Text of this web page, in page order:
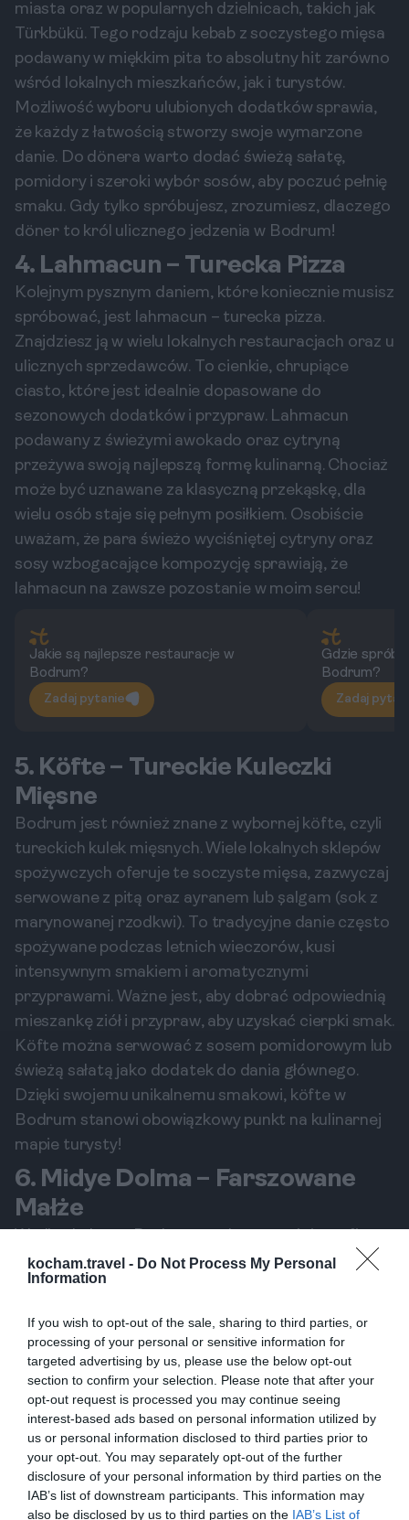
kocham.travel - Do Not Process My Personal
Information
If you wish to opt-out of the sale, sharing to third parties, or
processing of your personal or sensitive information for
targeted advertising by us, please use the below opt-out
section to confirm your selection. Please note that after your
opt-out request is processed you may continue seeing
interest-based ads based on personal information utilized by
us or personal information disclosed to third parties prior to
your opt-out. You may separately opt-out of the further
disclosure of your personal information by third parties on the
IAB’s list of downstream participants. This information may
also be disclosed by us to third parties on the IAB’s List of
miasta oraz w popularnych dzielnicach, takich jak
Türkbükü. Tego rodzaju kebab z soczystego mięsa
podawany w miękkim pita to absolutny hit zarówno
wśród lokalnych mieszkańców, jak i turystów.
Możliwość wyboru ulubionych dodatków sprawia,
że każdy z łatwością stworzy swoje wymarzone
danie. Do dönera warto dodać świeżą sałatę,
pomidory i szeroki wybór sosów, aby poczuć pełnię
smaku. Gdy tylko spróbujesz, zrozumiesz, dlaczego
döner to król ulicznego jedzenia w Bodrum!
4. Lahmacun – Turecka Pizza
Kolejnym pysznym daniem, które koniecznie musisz
spróbować, jest lahmacun – turecka pizza.
Znajdziesz ją w wielu lokalnych restauracjach oraz u
ulicznych sprzedawców. To cienkie, chrupiące
ciasto, które jest idealnie dopasowane do
sezonowych dodatków i przypraw. Lahmacun
podawany z świeżymi awokado oraz cytryną
przeżywa swoją najlepszą formę kulinarną. Chociaż
może być uznawane za klasyczną przekąskę, dla
wielu osób staje się pełnym posiłkiem. Osobiście
uważam, że para świeżo wyciśniętej cytryny oraz
sosy wzbogacające kompozycję sprawiają, że
lahmacun na zawsze pozostanie w moim sercu!
Jakie są najlepsze restauracje w
Bodrum?
Zadaj pytanie
Gdzie
Bodrum?
Zadaj
5. Köfte – Tureckie Kuleczki
Mięsne
Bodrum jest również znane z wybornej köfte, czyli
tureckich kulek mięsnych. Wiele lokalnych sklepów
spożywczych oferuje te soczyste mięsa, zazwyczaj
serwowane z pitą oraz ayranem lub şalgam (sok z
marynowanej rzodkwi). To tradycyjne danie często
spożywane podczas letnich wieczorów, kusi
intensywnym smakiem i aromatycznymi
przyprawami. Ważne jest, aby dobrać odpowiednią
mieszankę ziół i przypraw, aby uzyskać cierpki smak.
Köfte można serwować z sosem pomidorowym lub
świeżą sałatą jako dodatek do dania głównego.
Dzięki swojemu unikalnemu smakowi, köfte w
Bodrum stanowi obowiązkowy punkt na kulinarnej
mapie turysty!
6. Midye Dolma – Farszowane
Małże
na sprzedawców oferujących midye dolma. Te
farszowane małże, wypełnione mieszanką ryżu i ziół,
cytryną. Świeże owoce morza to coś, co należy
spróbować w każdym nadmorskim mieście, a
Bodrum nie jest wyjątkiem. Midye dolma to lekka i
odświeżająca opcja, która w upalny dzień smakuje
wybornie. Mimo, że sztuka delektowania się tym
daniem wymaga nieco wprawy, dla wielu jest to
prawdziwa przyjemność. Te morskie specjały to
idealny sposób na nawiązanie kontaktu z lokalną